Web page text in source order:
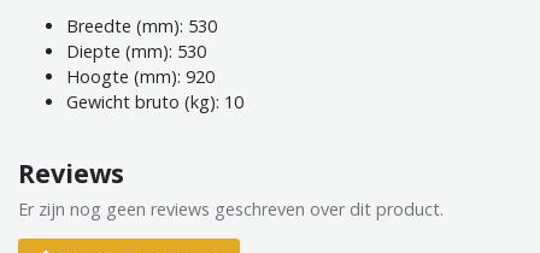
Breedte (mm): 530
Diepte (mm): 530
Hoogte (mm): 920
Gewicht bruto (kg): 10
Reviews
Er zijn nog geen reviews geschreven over dit product.